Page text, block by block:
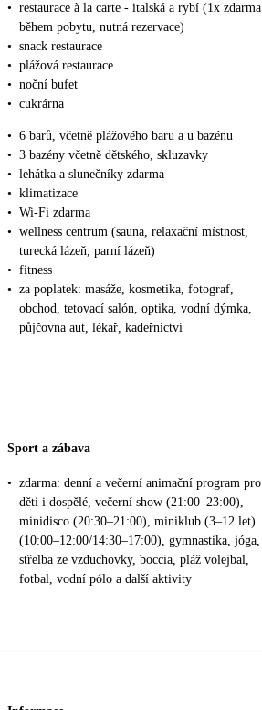
• restaurace à la carte - italská a rybí (1x zdarma
během pobytu, nutná rezervace)
• snack restaurace
• plážová restaurace
• noční bufet
• cukrárna
• 6 barů, včetně plážového baru a u bazénu
• 3 bazény včetně dětského, skluzavky
• lehátka a slunečníky zdarma
• klimatizace
• Wi-Fi zdarma
• wellness centrum (sauna, relaxační místnost,
turecká lázeň, parní lázeň)
• fitness
• za poplatek: masáže, kosmetika, fotograf,
obchod, tetovací salón, optika, vodní dýmka,
půjčovna aut, lékař, kadeřnictví
Sport a zábava
• zdarma: denní a večerní animační program pro
děti i dospělé, večerní show (21:00–23:00),
minidisco (20:30–21:00), miniklub (3–12 let)
(10:00–12:00/14:30–17:00), gymnastika, jóga,
střelba ze vzduchovky, boccia, pláž volejbal,
fotbal, vodní pólo a další aktivity